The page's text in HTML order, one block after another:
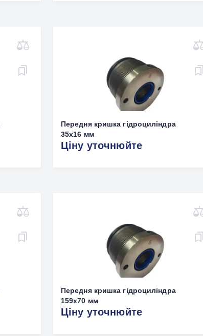
Передня кришка гідроциліндра
35х16 мм
Ціну уточнюйте
Передня кришка гідроциліндра
159х70 мм
Ціну уточнюйте